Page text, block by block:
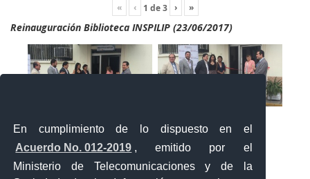
En cumplimiento de lo dispuesto en el
Acuerdo No. 012-2019 , emitido por el
Ministerio de Telecomunicaciones y de la
« ‹ 1 de3 › »
Reinauguración Biblioteca INSPILIP (23/06/2017)